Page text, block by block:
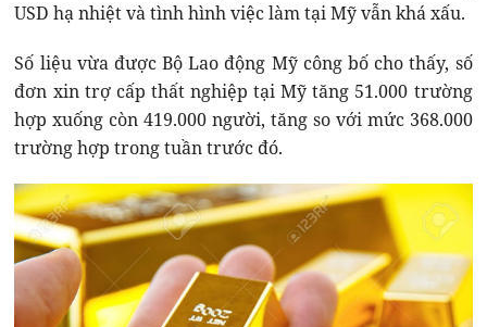
USD hạ nhiệt và tình hình việc làm tại Mỹ vẫn khá xấu.
Số liệu vừa được Bộ Lao động Mỹ công bố cho thấy, số
đơn xin trợ cấp thất nghiệp tại Mỹ tăng 51.000 trường
hợp xuống còn 419.000 người, tăng so với mức 368.000
trường hợp trong tuần trước đó.